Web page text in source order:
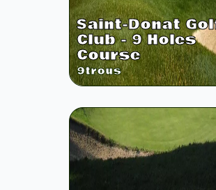
Saint-Donat
Club - 9 Holes
Course
9trous